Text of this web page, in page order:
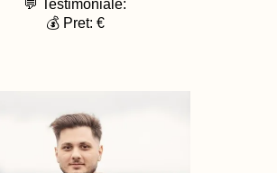
💬 Testimoniale:
💰 Pret: €